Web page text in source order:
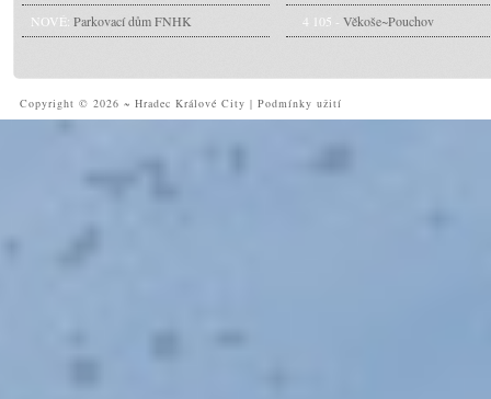
NOVÉ: Parkovací dům FNHK
4 105 - Věkoše~Pouchov
Copyright © 2026 ~ Hradec Králové City | Podmínky užití